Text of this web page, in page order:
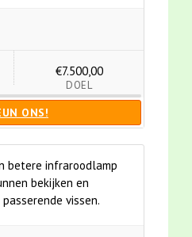
€7.500,00
DOEL
ONS!
betere infraroodlamp
bekijken en
vissen.